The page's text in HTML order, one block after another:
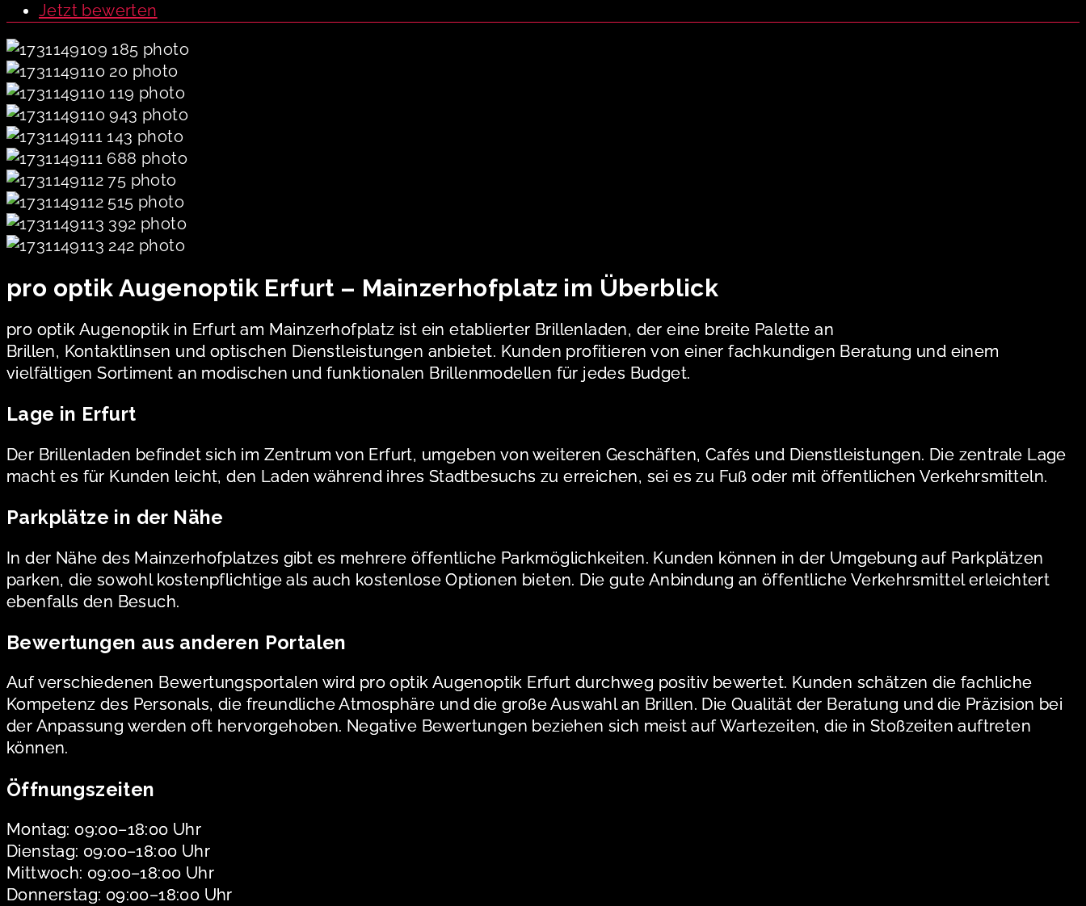
Jetzt bewerten
pro optik Augenoptik Erfurt – Mainzerhofplatz im Überblick
pro optik Augenoptik in Erfurt am Mainzerhofplatz ist ein etablierter Brillenladen, der eine breite Palette an
Brillen, Kontaktlinsen und optischen Dienstleistungen anbietet. Kunden profitieren von einer fachkundigen Beratung und einem
vielfältigen Sortiment an modischen und funktionalen Brillenmodellen für jedes Budget.
Lage in Erfurt
Der Brillenladen befindet sich im Zentrum von Erfurt, umgeben von weiteren Geschäften, Cafés und Dienstleistungen. Die zentrale Lage
macht es für Kunden leicht, den Laden während ihres Stadtbesuchs zu erreichen, sei es zu Fuß oder mit öffentlichen Verkehrsmitteln.
Parkplätze in der Nähe
In der Nähe des Mainzerhofplatzes gibt es mehrere öffentliche Parkmöglichkeiten. Kunden können in der Umgebung auf Parkplätzen
parken, die sowohl kostenpflichtige als auch kostenlose Optionen bieten. Die gute Anbindung an öffentliche Verkehrsmittel erleichtert
ebenfalls den Besuch.
Bewertungen aus anderen Portalen
Auf verschiedenen Bewertungsportalen wird pro optik Augenoptik Erfurt durchweg positiv bewertet. Kunden schätzen die fachliche
Kompetenz des Personals, die freundliche Atmosphäre und die große Auswahl an Brillen. Die Qualität der Beratung und die Präzision bei
der Anpassung werden oft hervorgehoben. Negative Bewertungen beziehen sich meist auf Wartezeiten, die in Stoßzeiten auftreten
können.
Öffnungszeiten
Montag: 09:00–18:00 Uhr
Dienstag: 09:00–18:00 Uhr
Mittwoch: 09:00–18:00 Uhr
Donnerstag: 09:00–18:00 Uhr